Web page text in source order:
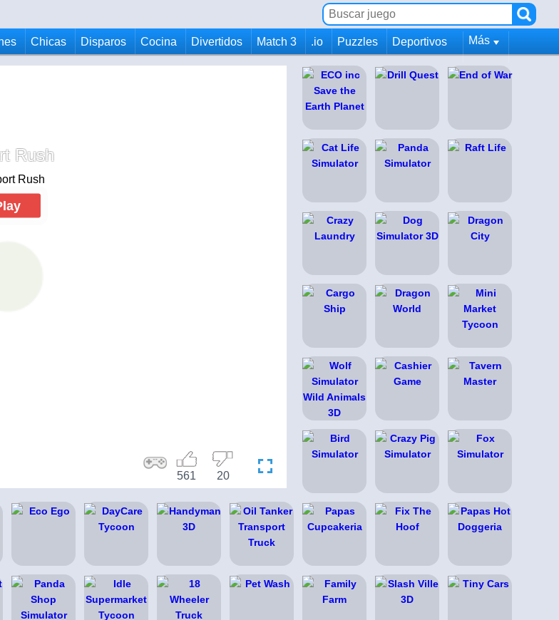
Chicas Disparos Cocina Divertidos Match 3 .io Puzzles Deportivos Más
Rush
20
561